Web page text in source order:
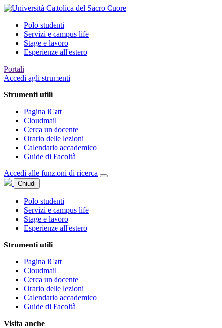
Polo studenti
Servizi e campus life
Stage e lavoro
Esperienze all'estero
Portali
Accedi agli strumenti
Strumenti utili
Pagina iCatt
Cloudmail
Cerca un docente
Orario delle lezioni
Calendario accademico
Guide di Facoltà
Accedi alle funzioni di ricerca
Chiudi
Polo studenti
Servizi e campus life
Stage e lavoro
Esperienze all'estero
Strumenti utili
Pagina iCatt
Cloudmail
Cerca un docente
Orario delle lezioni
Calendario accademico
Guide di Facoltà
Visita anche